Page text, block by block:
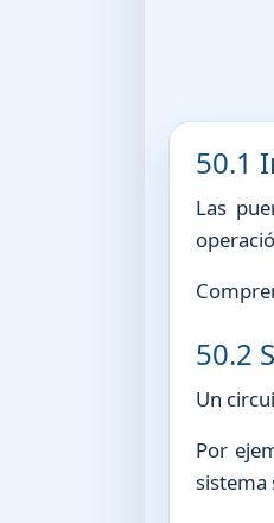
50.1
Las
50.2
Un
Por
sistema